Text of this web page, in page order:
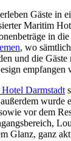
Gäste in
Maritim
in
, wo
und die
empfangen
Darmstadt
wurde
vor dem
Glanz, ganz